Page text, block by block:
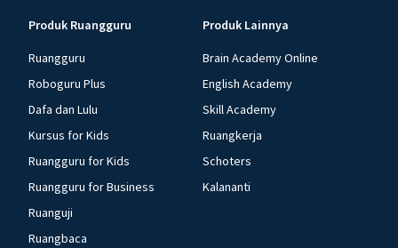
Produk Ruangguru
Ruangguru
Roboguru Plus
Dafa dan Lulu
Kursus for Kids
Ruangguru for Kids
Ruangguru for Business
Ruanguji
Ruangbaca
Produk Lainnya
Brain Academy Online
English Academy
Skill Academy
Ruangkerja
Schoters
Kalananti